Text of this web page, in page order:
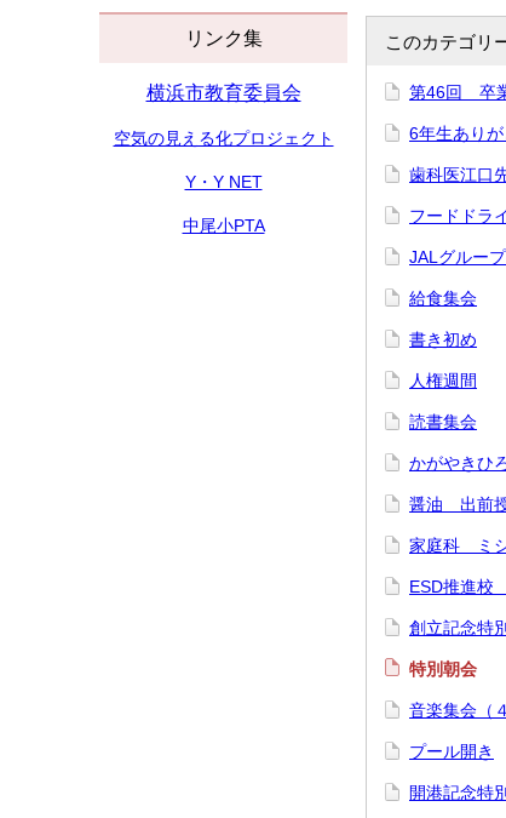
リンク集
横浜市教育委員会
空気の見える化プロジェクト
Y・Y NET
中尾小PTA
このカテゴリ
第46回 卒
6年生あり
歯科医江口
フードドラ
JALグルー
給食集会
書き初め
人権週間
読書集会
かがやきひ
醤油 出前授
家庭科 ミ
ESD推進校
創立記念特
特別朝会
音楽集会（
プール開き
開港記念特